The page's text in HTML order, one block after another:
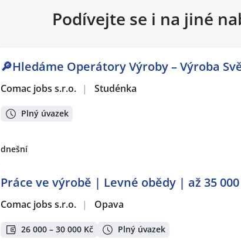
Podívejte se i na jiné
🔎Hledáme Operátory Výroby – Výroba
Comac jobs s.r.o. | Studénka
Plný úvazek
dnešní
Práce ve výrobě | Levné obědy | až 35 000
Comac jobs s.r.o. | Opava
26 000 – 30 000 Kč Plný úvazek